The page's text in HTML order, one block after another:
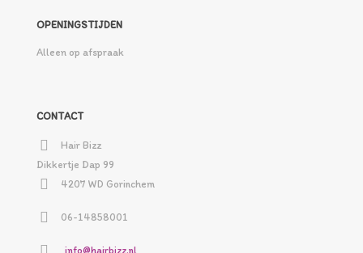
OPENINGSTIJDEN
Alleen op afspraak
CONTACT
Hair Bizz
Dikkertje Dap 99
4207 WD Gorinchem
06-14858001
info@hairbizz.nl